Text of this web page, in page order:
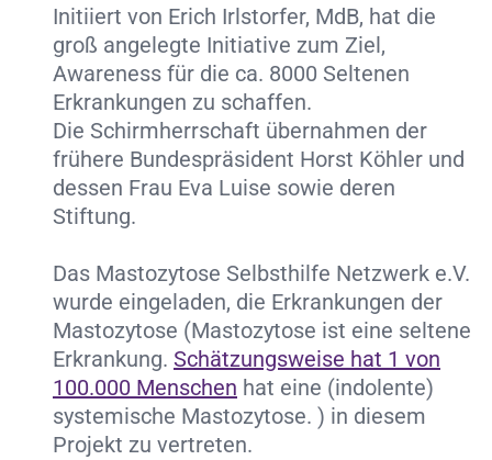
Initiiert von Erich Irlstorfer, MdB, hat die
groß angelegte Initiative zum Ziel,
Awareness für die ca. 8000 Seltenen
Erkrankungen zu schaffen.
Die Schirmherrschaft übernahmen der
frühere Bundespräsident Horst Köhler und
dessen Frau Eva Luise sowie deren
Stiftung.
Das Mastozytose Selbsthilfe Netzwerk e.V.
wurde eingeladen, die Erkrankungen der
Mastozytose (Mastozytose ist eine seltene
Erkrankung. Schätzungsweise hat 1 von
100.000 Menschen hat eine (indolente)
systemische Mastozytose. ) in diesem
Projekt zu vertreten.